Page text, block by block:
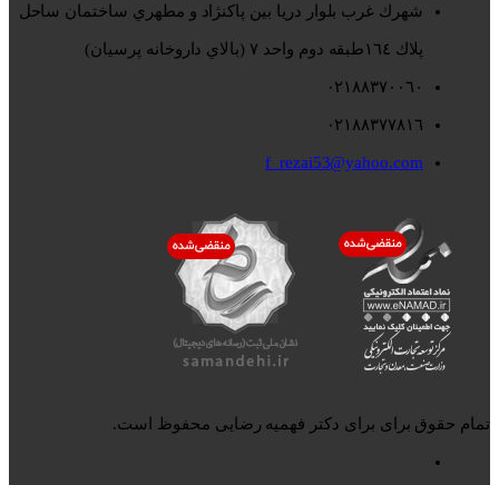
شهرك غرب بلوار دريا بين پاكنژاد و مطهري ساختمان ساحل
پلاك ١٦٤طبقه دوم واحد ٧ (بالاي داروخانه پرسيان)
٠٢١٨٨٣٧٠٠٦٠
٠٢١٨٨٣٧٧٨١٦
f_rezai53@yahoo.com
تمام حقوق برای برای دکتر فهمیه رضایی محفوظ است.